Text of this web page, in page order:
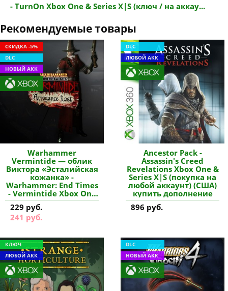
- TurnOn Xbox One & Series X|S (ключ / на аккау...
Рекомендуемые товары
СКИДКА -5%
DLC
НОВЫЙ АКК
Warhammer
Vermintide — облик
Виктора «Эсталийская
кожанка» -
Warhammer: End Times
- Vermintide Xbox One
& Series X|S (покупка
на новый аккаунт)
купить дополнение
229 руб.
241 руб.
DLC
ЛЮБОЙ АКК
Ancestor Pack -
Assassin's Creed
Revelations Xbox One &
Series X|S (покупка на
любой аккаунт) (США)
купить дополнение
896 руб.
КЛЮЧ
ЛЮБОЙ АКК
DLC
НОВЫЙ АКК